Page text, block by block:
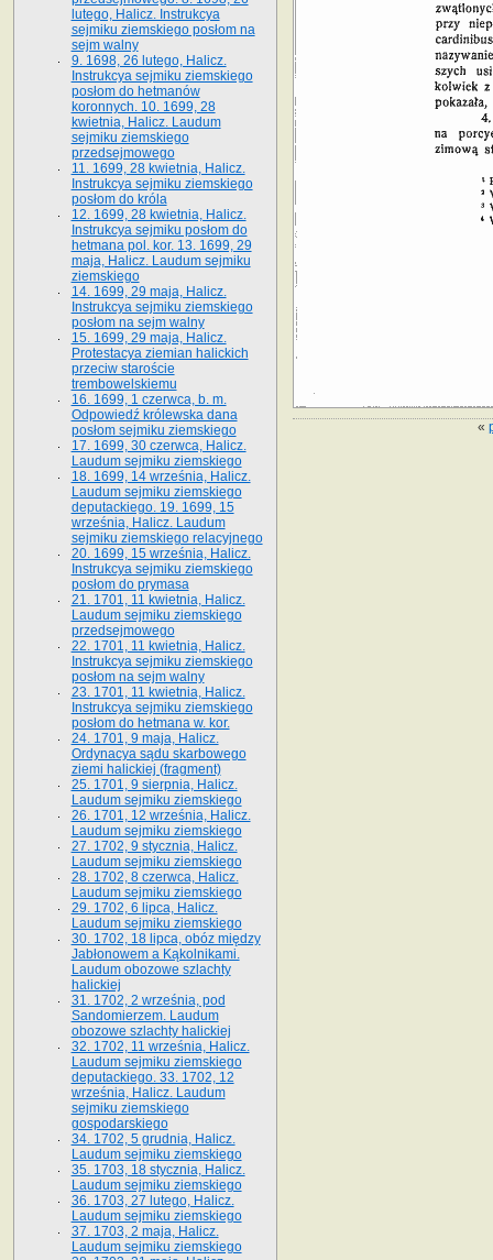
«
lutego, Halicz. Instrukcya
sejmiku ziemskiego posłom na
sejm walny
9. 1698, 26 lutego, Halicz.
Instrukcya sejmiku ziemskiego
posłom do hetmanów
koronnych. 10. 1699, 28
kwietnia, Halicz. Laudum
sejmiku ziemskiego
przedsejmowego
11. 1699, 28 kwietnia, Halicz.
Instrukcya sejmiku ziemskiego
posłom do króla
12. 1699, 28 kwietnia, Halicz.
Instrukcya sejmiku posłom do
hetmana pol. kor. 13. 1699, 29
maja, Halicz. Laudum sejmiku
ziemskiego
14. 1699, 29 maja, Halicz.
Instrukcya sejmiku ziemskiego
posłom na sejm walny
15. 1699, 29 maja, Halicz.
Protestacya ziemian halickich
przeciw staroście
trembowelskiemu
16. 1699, 1 czerwca, b. m.
Odpowiedź królewska dana
posłom sejmiku ziemskiego
17. 1699, 30 czerwca, Halicz.
Laudum sejmiku ziemskiego
18. 1699, 14 września, Halicz.
Laudum sejmiku ziemskiego
deputackiego. 19. 1699, 15
września, Halicz. Laudum
sejmiku ziemskiego relacyjnego
20. 1699, 15 września, Halicz.
Instrukcya sejmiku ziemskiego
posłom do prymasa
21. 1701, 11 kwietnia, Halicz.
Laudum sejmiku ziemskiego
przedsejmowego
22. 1701, 11 kwietnia, Halicz.
Instrukcya sejmiku ziemskiego
posłom na sejm walny
23. 1701, 11 kwietnia, Halicz.
Instrukcya sejmiku ziemskiego
posłom do hetmana w. kor.
24. 1701, 9 maja, Halicz.
Ordynacya sądu skarbowego
ziemi halickiej (fragment)
25. 1701, 9 sierpnia, Halicz.
Laudum sejmiku ziemskiego
26. 1701, 12 września, Halicz.
Laudum sejmiku ziemskiego
27. 1702, 9 stycznia, Halicz.
Laudum sejmiku ziemskiego
28. 1702, 8 czerwca, Halicz.
Laudum sejmiku ziemskiego
29. 1702, 6 lipca, Halicz.
Laudum sejmiku ziemskiego
30. 1702, 18 lipca, obóz między
Jabłonowem a Kąkolnikami.
Laudum obozowe szlachty
halickiej
31. 1702, 2 września, pod
Sandomierzem. Laudum
obozowe szlachty halickiej
32. 1702, 11 września, Halicz.
Laudum sejmiku ziemskiego
deputackiego. 33. 1702, 12
września, Halicz. Laudum
sejmiku ziemskiego
gospodarskiego
34. 1702, 5 grudnia, Halicz.
Laudum sejmiku ziemskiego
35. 1703, 18 stycznia, Halicz.
Laudum sejmiku ziemskiego
36. 1703, 27 lutego, Halicz.
Laudum sejmiku ziemskiego
37. 1703, 2 maja, Halicz.
Laudum sejmiku ziemskiego